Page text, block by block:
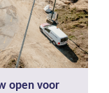
open voor